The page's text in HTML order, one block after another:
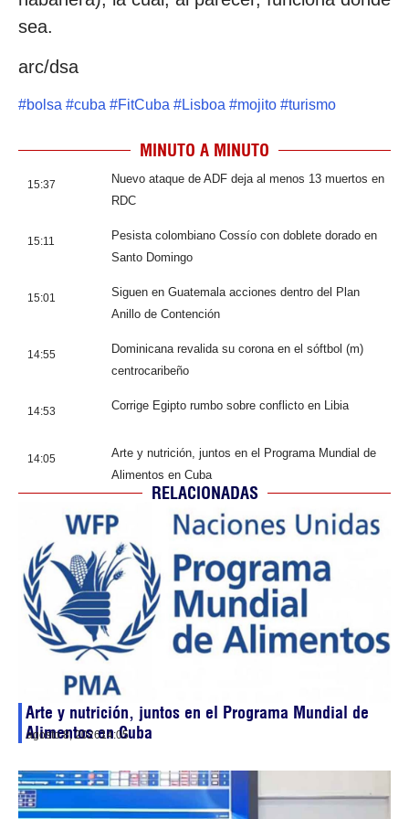
sea.
arc/dsa
#bolsa #cuba #FitCuba #Lisboa #mojito #turismo
MINUTO A MINUTO
15:37
Nuevo ataque de ADF deja al menos 13 muertos en
RDC
15:11
Pesista colombiano Cossío con doblete dorado en
Santo Domingo
15:01
Siguen en Guatemala acciones dentro del Plan
Anillo de Contención
14:55
Dominicana revalida su corona en el sóftbol (m)
centrocaribeño
14:53 Corrige Egipto rumbo sobre conflicto en Libia
14:05
Arte y nutrición, juntos en el Programa Mundial de
Alimentos en Cuba
RELACIONADAS
Arte y nutrición, juntos en el Programa Mundial de
Alimentos en Cuba
agosto 8, 202614:05